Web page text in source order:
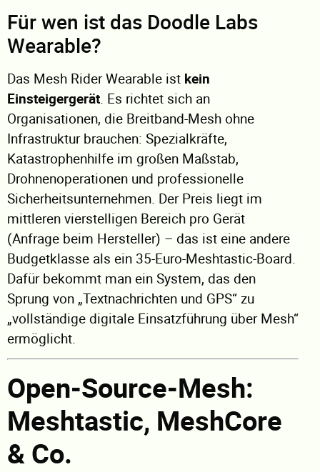
Für wen ist das Doodle Labs
Wearable?
Das Mesh Rider Wearable ist kein
Einsteigergerät. Es richtet sich an
Organisationen, die Breitband-Mesh ohne
Infrastruktur brauchen: Spezialkräfte,
Katastrophenhilfe im großen Maßstab,
Drohnenoperationen und professionelle
Sicherheitsunternehmen. Der Preis liegt im
mittleren vierstelligen Bereich pro Gerät
(Anfrage beim Hersteller) – das ist eine andere
Budgetklasse als ein 35-Euro-Meshtastic-Board.
Dafür bekommt man ein System, das den
Sprung von „Textnachrichten und GPS“ zu
„vollständige digitale Einsatzführung über Mesh“
ermöglicht.
Open-Source-Mesh:
Meshtastic, MeshCore
& Co.